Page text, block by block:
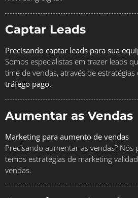
Captar Leads
Precisando captar leads para sua
Somos especialistas em trazer leads
time de vendas, através de
tráfego pago.
Aumentar as Vendas
Marketing para aumento de vendas
Precisando aumentar as vendas? Nós
temos estratégias de marketing
vendas.